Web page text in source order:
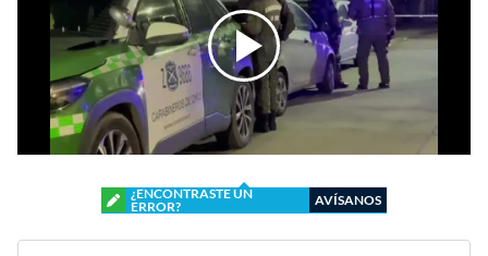
¿ENCONTRASTE UN
ERROR?
AVÍSANOS